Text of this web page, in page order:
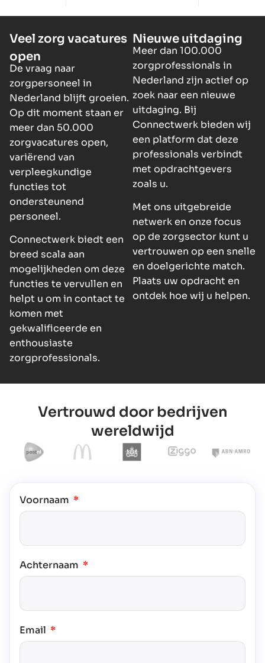
Veel zorg vacatures
open
De vraag naar
zorgpersoneel in
Nederland blijft groeien.
Op dit moment staan er
meer dan 50.000
zorgvacatures open,
variërend van
verpleegkundige
functies tot
ondersteunend
personeel.
Connectwerk biedt een
breed scala aan
mogelijkheden om deze
functies te vervullen en
helpt u om in contact te
komen met
gekwalificeerde en
enthousiaste
zorgprofessionals.
Nieuwe uitdaging
Meer dan 100.000
zorgprofessionals in
Nederland zijn actief op
zoek naar een nieuwe
uitdaging. Bij
Connectwerk bieden wij
een platform dat deze
professionals verbindt
met opdrachtgevers
zoals u.
Met ons uitgebreide
netwerk en onze focus
op de zorgsector kunt u
vertrouwen op een snelle
en doelgerichte match.
Plaats uw opdracht en
ontdek hoe wij u helpen.
Vertrouwd door bedrijven
wereldwijd
Voornaam
Achternaam
Email